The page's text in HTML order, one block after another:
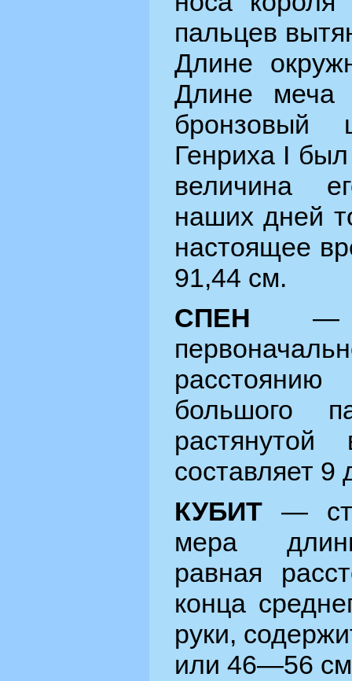
пальцев
Длине
Длине меча
бронзовый
Генриха I
величина
наших дней
настоящее
91,44 см.
СПЕН —
большого
составляет
КУБИТ —
мера
равная
конца
руки,
или 46—56